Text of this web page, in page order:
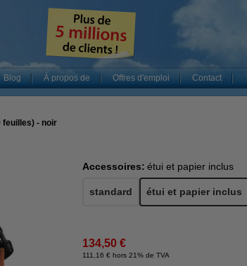
Blog À propos de Offres d'emploi Contact
feuilles) - noir
Accessoires: étui et papier inclus
standard étui et papier inclus
134,50 €
111,16 € hors 21% de TVA